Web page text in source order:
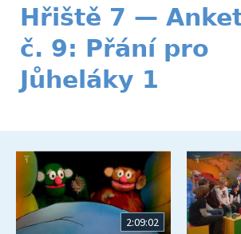
Hřiště 7 —
č. 9: Přání pro
Jůheláky 1
2:09:02